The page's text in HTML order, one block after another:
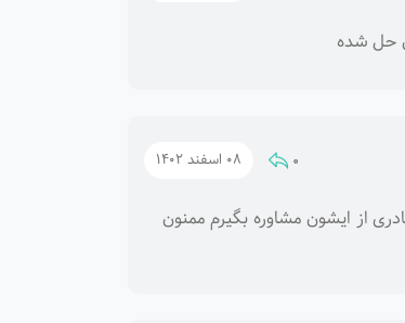
حل شده
0 08 اسفند 1402
از ایشون مشاوره بگیرم ممنون